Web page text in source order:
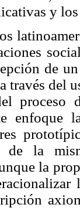
y
de
través del
proceso
enfoque
la
la